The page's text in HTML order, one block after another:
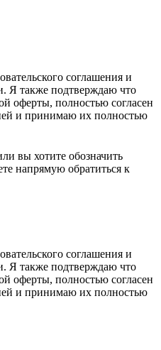
соглашения и
Я также подтверждаю что
оферты, полностью согласен
и принимаю их полностью
вы хотите обозначить
напрямую обратиться к
соглашения и
Я также подтверждаю что
оферты, полностью согласен
и принимаю их полностью